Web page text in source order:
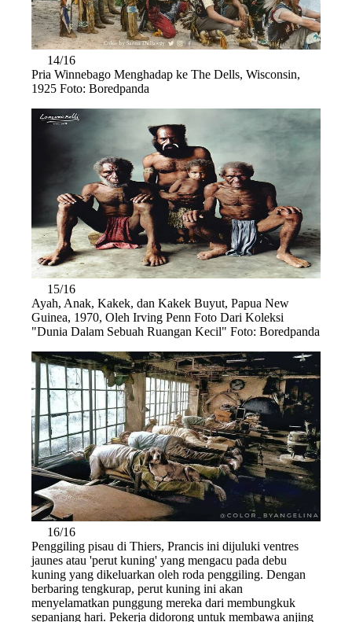
14/16
Pria Winnebago Menghadap ke The Dells, Wisconsin,
1925 Foto: Boredpanda
15/16
Ayah, Anak, Kakek, dan Kakek Buyut, Papua New
Guinea, 1970, Oleh Irving Penn Foto Dari Koleksi
"Dunia Dalam Sebuah Ruangan Kecil" Foto: Boredpanda
16/16
Penggiling pisau di Thiers, Prancis ini dijuluki ventres
jaunes atau 'perut kuning' yang mengacu pada debu
kuning yang dikeluarkan oleh roda penggiling. Dengan
berbaring tengkurap, perut kuning ini akan
menyelamatkan punggung mereka dari membungkuk
sepanjang hari. Pekerja didorong untuk membawa anjing